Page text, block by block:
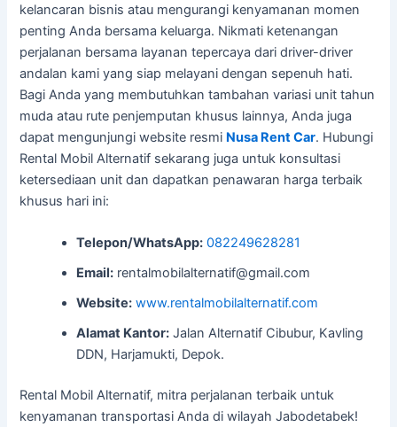
kelancaran bisnis atau mengurangi kenyamanan momen
penting Anda bersama keluarga. Nikmati ketenangan
perjalanan bersama layanan tepercaya dari driver-driver
andalan kami yang siap melayani dengan sepenuh hati.
Bagi Anda yang membutuhkan tambahan variasi unit tahun
muda atau rute penjemputan khusus lainnya, Anda juga
dapat mengunjungi website resmi Nusa Rent Car. Hubungi
Rental Mobil Alternatif sekarang juga untuk konsultasi
ketersediaan unit dan dapatkan penawaran harga terbaik
khusus hari ini:
Telepon/WhatsApp: 082249628281
Email: rentalmobilalternatif@gmail.com
Website: www.rentalmobilalternatif.com
Alamat Kantor: Jalan Alternatif Cibubur, Kavling
DDN, Harjamukti, Depok.
Rental Mobil Alternatif, mitra perjalanan terbaik untuk
kenyamanan transportasi Anda di wilayah Jabodetabek!